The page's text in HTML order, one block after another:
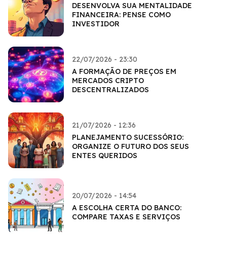
DESENVOLVA SUA MENTALIDADE
FINANCEIRA: PENSE COMO
INVESTIDOR
22/07/2026 - 23:30
A FORMAÇÃO DE PREÇOS EM
MERCADOS CRIPTO
DESCENTRALIZADOS
21/07/2026 - 12:36
PLANEJAMENTO SUCESSÓRIO:
ORGANIZE O FUTURO DOS SEUS
ENTES QUERIDOS
20/07/2026 - 14:54
A ESCOLHA CERTA DO BANCO:
COMPARE TAXAS E SERVIÇOS